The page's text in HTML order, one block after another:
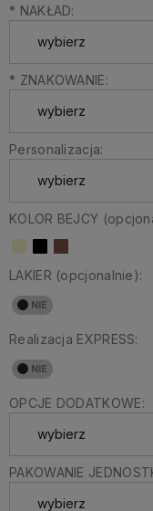
* NAKŁAD:
* ZNAKOWANIE:
Personalizacja:
KOLOR BEJCY
LAKIER (opcjonalnie):
Realizacja EXPRESS:
OPCJE DODATKOWE:
PAKOWANIE